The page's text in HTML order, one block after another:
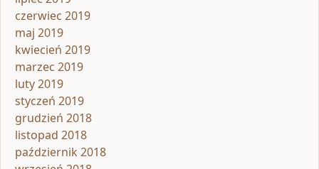
czerwiec 2019
maj 2019
kwiecień 2019
marzec 2019
luty 2019
styczeń 2019
grudzień 2018
listopad 2018
październik 2018